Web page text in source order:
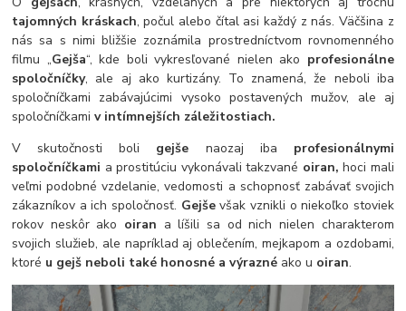
tajomných kráskach, počul alebo čítal asi každý z nás. Väčšina z
nás sa s nimi bližšie zoznámila prostredníctvom rovnomenného
filmu „Gejša“, kde boli vykresľované nielen ako profesionálne
spoločníčky, ale aj ako kurtizány. To znamená, že neboli iba
spoločníčkami zabávajúcimi vysoko postavených mužov, ale aj
spoločníčkami v intímnejších záležitostiach.
V skutočnosti boli gejše naozaj iba profesionálnymi
spoločníčkami a prostitúciu vykonávali takzvané oiran, hoci mali
veľmi podobné vzdelanie, vedomosti a schopnosť zabávať svojich
zákazníkov a ich spoločnosť. Gejševšak vznikli o niekoľko stoviek
rokov neskôr ako oiran a líšili sa od nich nielen charakterom
svojich služieb, ale napríklad aj oblečením, mejkapom a ozdobami,
ktoré u gejš neboli také honosné a výrazné ako u oiran.